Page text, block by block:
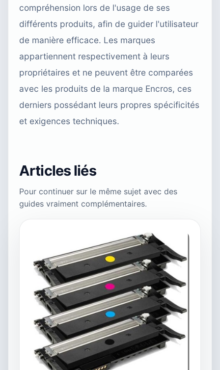
compréhension lors de l'usage de ses
différents produits, afin de guider l'utilisateur
de manière efficace. Les marques
appartiennent respectivement à leurs
propriétaires et ne peuvent être comparées
avec les produits de la marque Encros, ces
derniers possédant leurs propres spécificités
et exigences techniques.
Articles liés
Pour continuer sur le même sujet avec des
guides vraiment complémentaires.